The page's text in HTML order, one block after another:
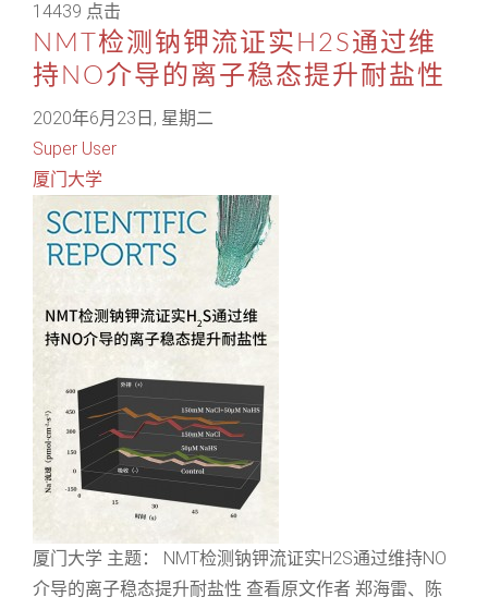
14439 点击
NMT检测钠钾流证实H2S通过维
持NO介导的离子稳态提升耐盐性
2020年6月23日, 星期二
Super User
厦门大学
厦门大学 主题： NMT检测钠钾流证实H2S通过维持NO
介导的离子稳态提升耐盐性 查看原文作者 郑海雷、陈